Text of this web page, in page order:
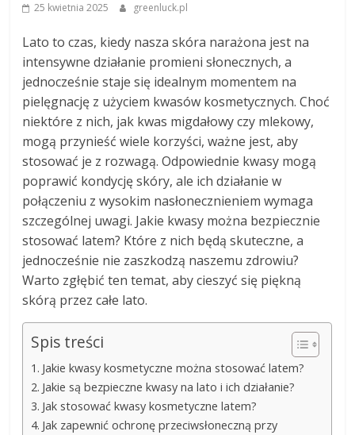
25 kwietnia 2025 greenluck.pl
Lato to czas, kiedy nasza skóra narażona jest na
intensywne działanie promieni słonecznych, a
jednocześnie staje się idealnym momentem na
pielęgnację z użyciem kwasów kosmetycznych. Choć
niektóre z nich, jak kwas migdałowy czy mlekowy,
mogą przynieść wiele korzyści, ważne jest, aby
stosować je z rozwagą. Odpowiednie kwasy mogą
poprawić kondycję skóry, ale ich działanie w
połączeniu z wysokim nasłonecznieniem wymaga
szczególnej uwagi. Jakie kwasy można bezpiecznie
stosować latem? Które z nich będą skuteczne, a
jednocześnie nie zaszkodzą naszemu zdrowiu?
Warto zgłębić ten temat, aby cieszyć się piękną
skórą przez całe lato.
Spis treści
Jakie kwasy kosmetyczne można stosować latem?
Jakie są bezpieczne kwasy na lato i ich działanie?
Jak stosować kwasy kosmetyczne latem?
Jak zapewnić ochronę przeciwsłoneczną przy